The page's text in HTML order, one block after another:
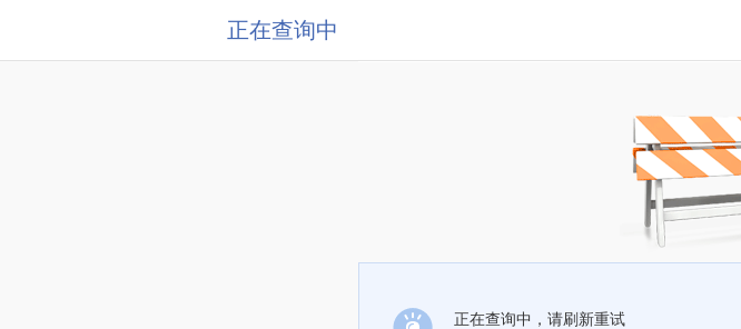
正在查询中
正在查询中，请刷新重试